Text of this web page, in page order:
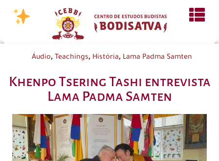
Áudio, Teachings, História, Lama Padma Samten
Khenpo Tsering Tashi entrevista
Lama Padma Samten